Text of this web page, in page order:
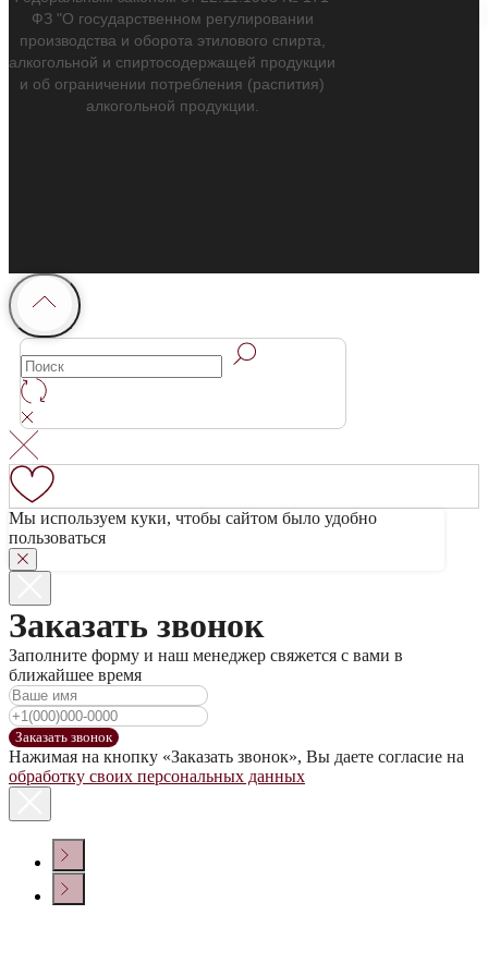
ФЗ "О государственном регулировании
производства и оборота этилового спирта,
алкогольной и спиртосодержащей продукции
и об ограничении потребления (распития)
алкогольной продукции.
Мы используем куки, чтобы сайтом было удобно
пользоваться
Заказать звонок
Заполните форму и наш менеджер свяжется с вами в
ближайшее время
Заказать звонок
Нажимая на кнопку «Заказать звонок», Вы даете согласие на
обработку своих персональных данных